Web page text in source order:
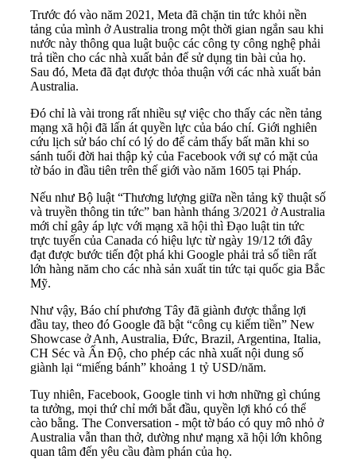
Trước đó vào năm 2021, Meta đã chặn tin tức khỏi nền
tảng của mình ở Australia trong một thời gian ngắn sau khi
nước này thông qua luật buộc các công ty công nghệ phải
trả tiền cho các nhà xuất bản để sử dụng tin bài của họ.
Sau đó, Meta đã đạt được thỏa thuận với các nhà xuất bản
Australia.
Đó chỉ là vài trong rất nhiều sự việc cho thấy các nền tảng
mạng xã hội đã lấn át quyền lực của báo chí. Giới nghiên
cứu lịch sử báo chí có lý do để cảm thấy bất mãn khi so
sánh tuổi đời hai thập kỷ của Facebook với sự có mặt của
tờ báo in đầu tiên trên thế giới vào năm 1605 tại Pháp.
Nếu như Bộ luật “Thương lượng giữa nền tảng kỹ thuật số
và truyền thông tin tức” ban hành tháng 3/2021 ở Australia
mới chỉ gây áp lực với mạng xã hội thì Đạo luật tin tức
trực tuyến của Canada có hiệu lực từ ngày 19/12 tới đây
đạt được bước tiến đột phá khi Google phải trả số tiền rất
lớn hàng năm cho các nhà sản xuất tin tức tại quốc gia Bắc
Mỹ.
Như vậy, Báo chí phương Tây đã giành được thắng lợi
đầu tay, theo đó Google đã bật “công cụ kiếm tiền” New
Showcase ở Anh, Australia, Đức, Brazil, Argentina, Italia,
CH Séc và Ấn Độ, cho phép các nhà xuất nội dung số
giành lại “miếng bánh” khoảng 1 tỷ USD/năm.
Tuy nhiên, Facebook, Google tinh vi hơn những gì chúng
ta tưởng, mọi thứ chỉ mới bắt đầu, quyền lợi khó có thể
cào bằng. The Conversation - một tờ báo có quy mô nhỏ ở
Australia vẫn than thở, dường như mạng xã hội lớn không
quan tâm đến yêu cầu đàm phán của họ.